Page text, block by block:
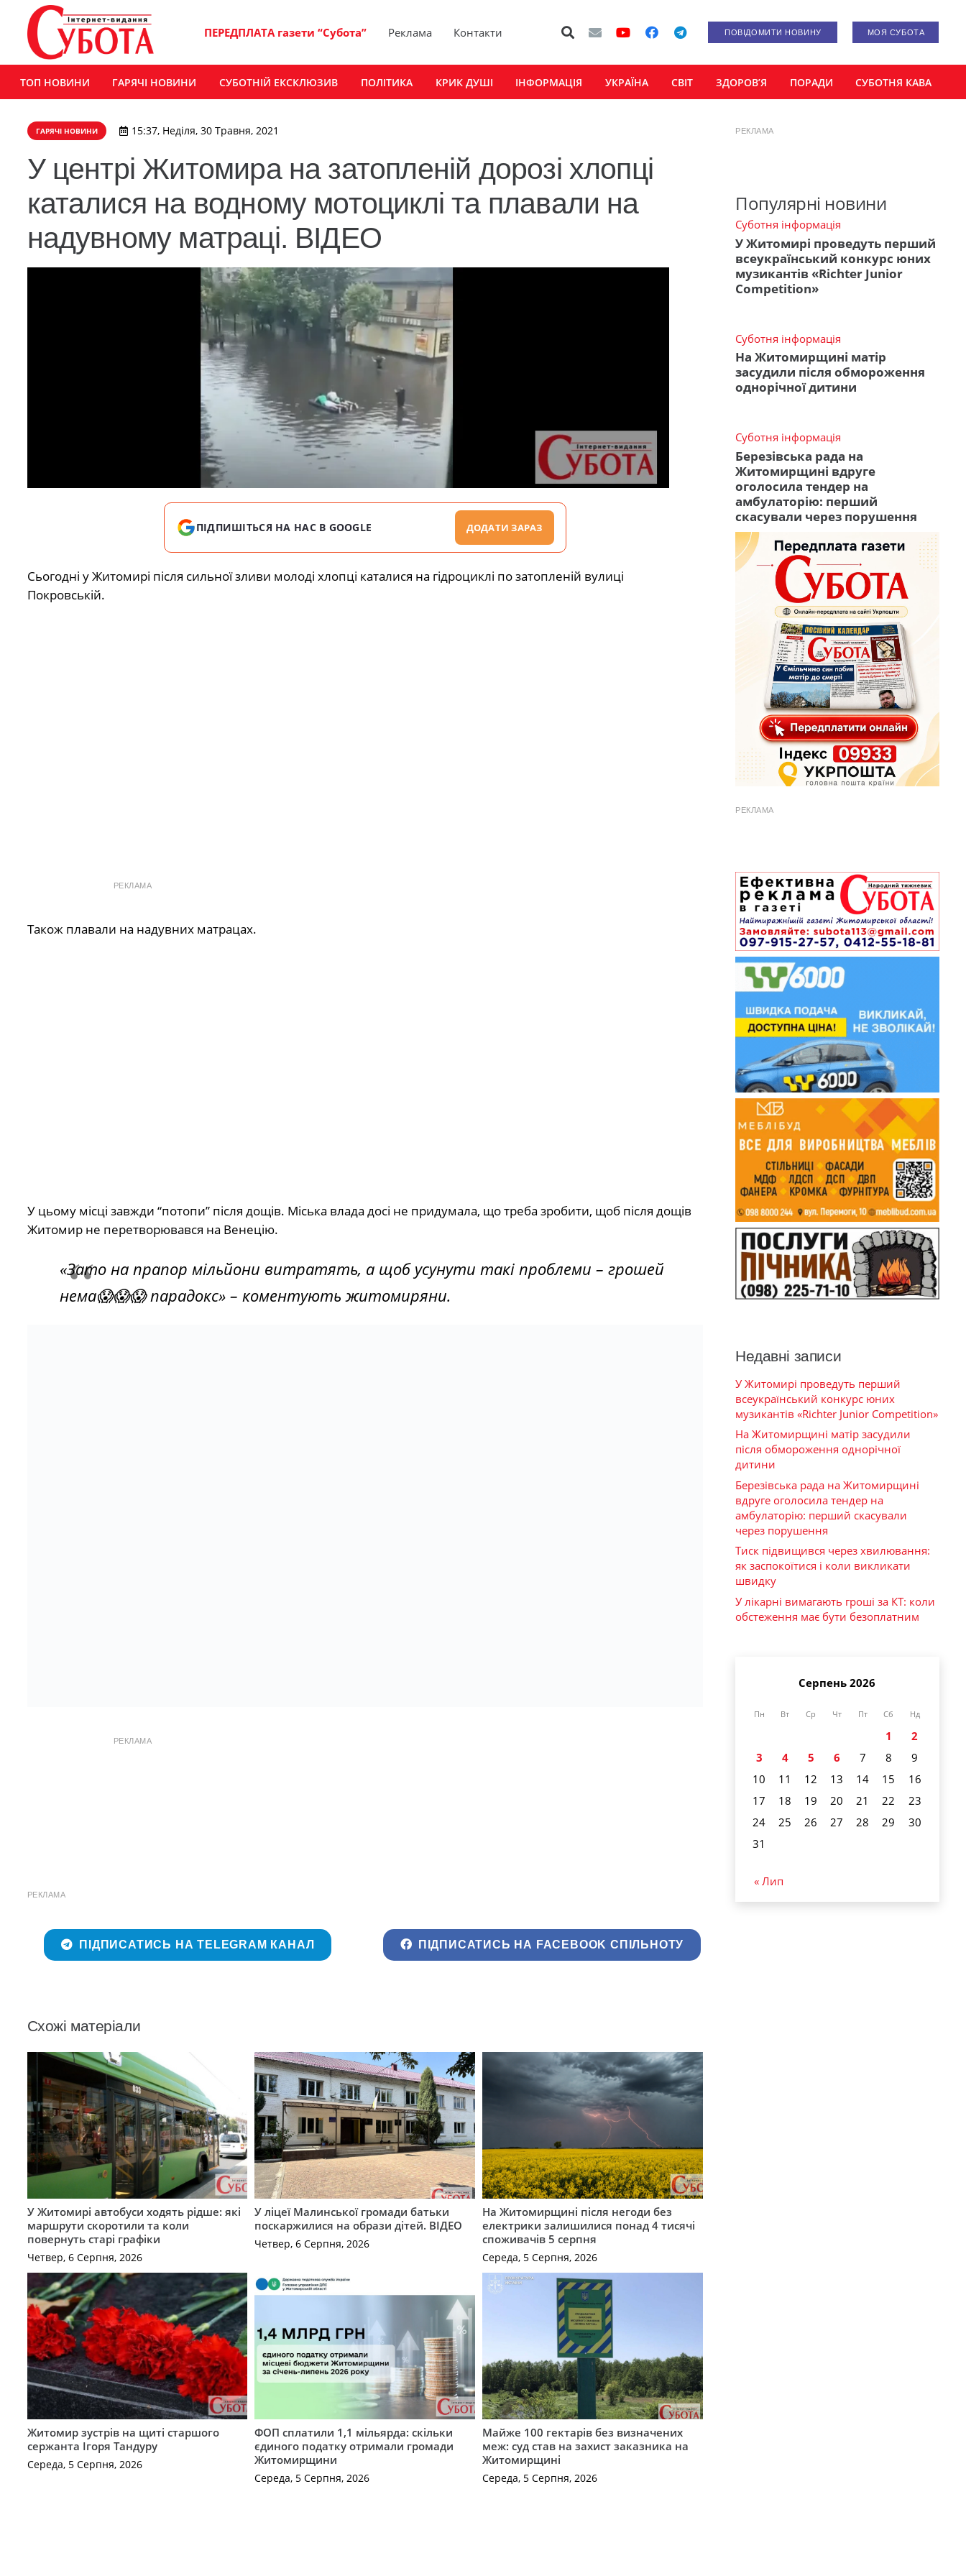
ПЕРЕДПЛАТА газети “Субота” Реклама Контакти ПОВІДОМИТИ НОВИНУ МОЯ СУБОТА
ТОП НОВИНИ ГАРЯЧІ НОВИНИ СУБОТНІЙ ЕКСКЛЮЗИВ ПОЛІТИКА КРИК ДУШІ ІНФОРМАЦІЯ УКРАЇНА СВІТ ЗДОРОВ’Я ПОРАДИ СУБОТНЯ КАВА
ГАРЯЧІ НОВИНИ 15:37, Неділя, 30 Травня, 2021
У центрі Житомира на затопленій дорозі хлопці
каталися на водному мотоциклі та плавали на
надувному матраці. ВІДЕО
ПІДПИШІТЬСЯ НА НАС В GOOGLE ДОДАТИ ЗАРАЗ
Сьогодні у Житомирі після сильної зливи молоді хлопці каталися на гідроциклі по затопленій вулиці
Покровській.
РЕКЛАМА
Також плавали на надувних матрацах.
У цьому місці завжди “потопи” після дощів. Міська влада досі не придумала, що треба зробити, щоб після дощів
Житомир не перетворювався на Венецію.
«Зато на прапор мільйони витратять, а щоб усунути такі проблеми – грошей
нема😱😱😱 парадокс» – коментують житомиряни.
РЕКЛАМА
РЕКЛАМА
ПІДПИСАТИСЬ НА TELEGRAM КАНАЛ ПІДПИСАТИСЬ НА FACEBOOK СПІЛЬНОТУ
Схожі матеріали
У Житомирі автобуси ходять рідше: які
маршрути скоротили та коли
повернуть старі графіки
Четвер, 6 Серпня, 2026
У ліцеї Малинської громади батьки
поскаржилися на образи дітей. ВІДЕО
Четвер, 6 Серпня, 2026
На Житомирщині після негоди без
електрики залишилися понад 4 тисячі
споживачів 5 серпня
Середа, 5 Серпня, 2026
Житомир зустрів на щиті старшого
сержанта Ігоря Тандуру
Середа, 5 Серпня, 2026
ФОП сплатили 1,1 мільярда: скільки
єдиного податку отримали громади
Житомирщини
Середа, 5 Серпня, 2026
Майже 100 гектарів без визначених
меж: суд став на захист заказника на
Житомирщині
Середа, 5 Серпня, 2026
РЕКЛАМА
Популярні новини
Суботня інформація
У Житомирі проведуть перший
всеукраїнський конкурс юних
музикантів «Richter Junior
Competition»
Суботня інформація
На Житомирщині матір
засудили після обмороження
однорічної дитини
Суботня інформація
Березівська рада на
Житомирщині вдруге
оголосила тендер на
амбулаторію: перший
скасували через порушення
РЕКЛАМА
Недавні записи
У Житомирі проведуть перший
всеукраїнський конкурс юних
музикантів «Richter Junior Competition»
На Житомирщині матір засудили
після обмороження однорічної
дитини
Березівська рада на Житомирщині
вдруге оголосила тендер на
амбулаторію: перший скасували
через порушення
Тиск підвищився через хвилювання:
як заспокоїтися і коли викликати
швидку
У лікарні вимагають гроші за КТ: коли
обстеження має бути безоплатним
Серпень 2026
Пн Вт Ср Чт Пт Сб Нд
1
2
3
4 5 6 7 8
9
10
11 12 13 14 15
16
17
18 19 20 21 22
23
24
25 26 27 28 29
30
31
« Лип